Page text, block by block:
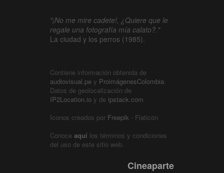
"¡No me mire cadete!, ¿Quiere que le
regale una fotografía mía calato?."
La ciudad y los perros (1985).
Contiene información obtenida de
audiovisual.pe y ProimágenesColombia.
Datos de geolocalización de
IP2Location.io y de ipstack.com
Iconos creados por Freepik - Flaticon
Conoce aquí los términos y condiciones
del uso de este sitio web.
Cineaparte